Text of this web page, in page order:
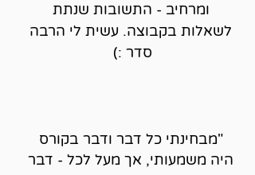
ומרחיב - התשובות שנתת
לשאלות בקבוצה. עשית לי הרבה
סדר :)
"מבחינתי כל דבר ודבר בקורס
היה משמעותי, אך מעל לכל - דבר